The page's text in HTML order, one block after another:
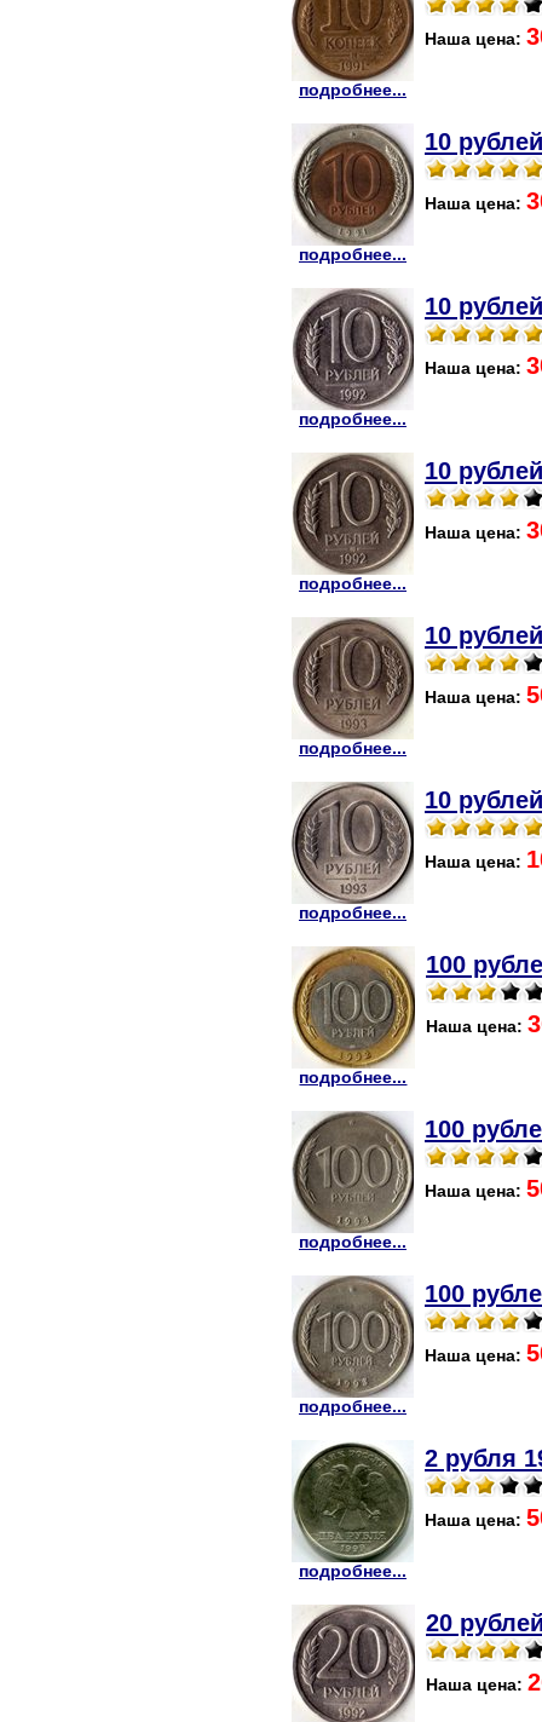
подробнее...
Наша цена:
подробнее...
10
Наша цена:
подробнее...
10
Наша цена:
подробнее...
10
Наша цена:
подробнее...
10
Наша цена:
подробнее...
10
Наша цена:
подробнее...
100
Наша цена:
подробнее...
100
Наша цена:
подробнее...
100
Наша цена:
подробнее...
2 рубля
Наша цена:
20
Наша цена: